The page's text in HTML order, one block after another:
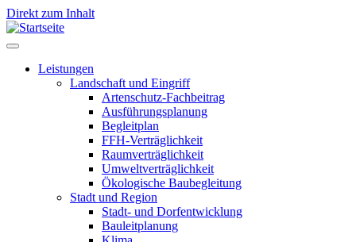
Direkt zum Inhalt
Leistungen
Leistungen
Landschaft und Eingriff
Artenschutz-Fachbeitrag
Ausführungsplanung
Begleitplan
FFH-Verträglichkeit
Raumverträglichkeit
Umweltverträglichkeit
Ökologische Baubegleitung
Stadt und Region
Stadt- und Dorfentwicklung
Bauleitplanung